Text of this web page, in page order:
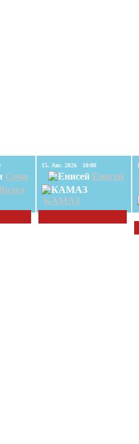
Сочи
15. Авг. 2026 10:00
Енисей
КАМАЗ